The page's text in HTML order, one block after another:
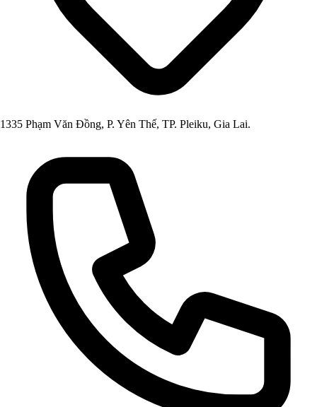
1335 Phạm Văn Đồng, P. Yên Thế, TP. Pleiku, Gia Lai.